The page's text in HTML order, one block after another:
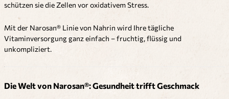
schützen sie die Zellen vor oxidativem Stress.
Mit der Narosan® Linie von Nahrin wird Ihre tägliche
Vitaminversorgung ganz einfach – fruchtig, flüssig und
unkompliziert.
Die Welt von Narosan®: Gesundheit trifft Geschmack